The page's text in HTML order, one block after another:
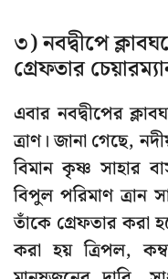
৩) নবদ্বীপে
গ্রেফতার
এবার নবদ্বীপের
ত্রাণ। জানা গেছে,
বিমান কৃষ্ণ সাহার
বিপুল পরিমাণ ত্রান
তাঁকে গ্রেফতার করা
করা হয় ত্রিপল,